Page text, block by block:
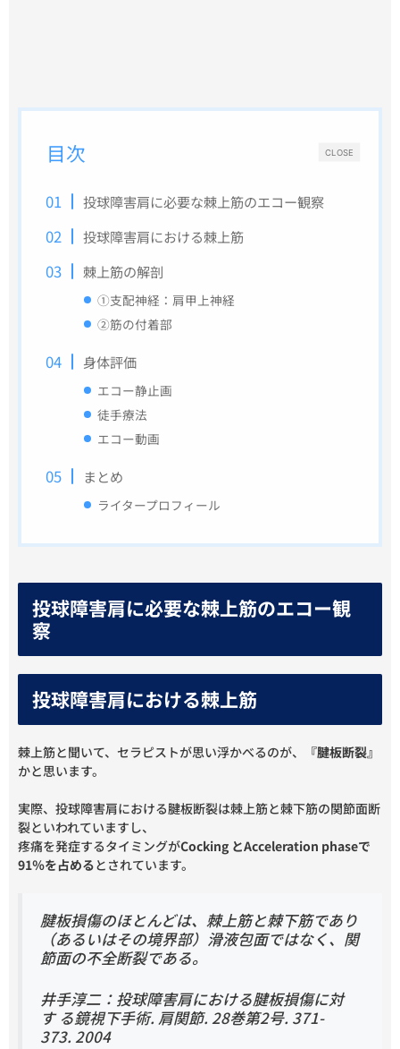
CLOSE
目次
投球障害肩に必要な棘上筋のエコー観察
投球障害肩における棘上筋
棘上筋の解剖
①支配神経：肩甲上神経
②筋の付着部
身体評価
エコー静止画
徒手療法
エコー動画
まとめ
ライタープロフィール
投球障害肩に必要な棘上筋のエコー観
察
投球障害肩における棘上筋
棘上筋と聞いて、セラピストが思い浮かべるのが、
『腱板断裂』
かと思います。
実際、投球障害肩における腱板断裂は棘上筋と棘下筋の関節面断
裂といわれていますし、
疼痛を発症するタイミングがCocking とAcceleration phaseで
91％を占めるとされています。
腱板損傷のほとんどは、棘上筋と棘下筋であり
（あるいはその境界部）滑液包面ではなく、関
節面の不全断裂である。
井手淳二：投球障害肩における腱板損傷に対
す る鏡視下手術. 肩関節. 28巻第2号. 371-
373. 2004